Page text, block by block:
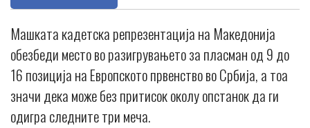
Машката кадетска репрезентација на Македонија
обезбеди место во разигрувањето за пласман од 9 до
16 позиција на Европското првенство во Србија, а тоа
значи дека може без притисок околу опстанок да ги
одигра следните три меча.